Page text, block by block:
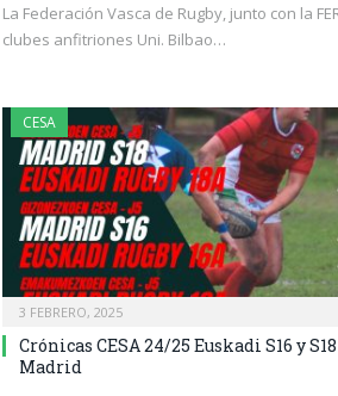
La Federación Vasca de Rugby, junto con la
clubes anfitriones Uni. Bilbao…
CESA
3 FEBRERO, 2025
Crónicas CESA 24/25 Euskadi S16 y
Madrid